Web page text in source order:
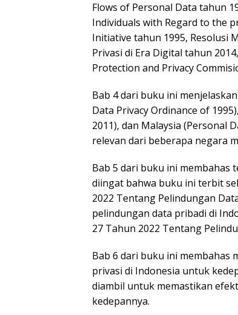
Flows of Personal Data tahun
Individuals with Regard to the
Initiative tahun 1995, Resolusi
Privasi di Era Digital tahun
Protection and Privacy
Bab 4 dari buku ini
Data Privacy Ordinance of
2011), dan Malaysia (Personal
relevan dari beberapa negara
Bab 5 dari buku ini membahas
diingat bahwa buku ini terbit
2022 Tentang Pelindungan
pelindungan data pribadi di
27 Tahun 2022 Tentang
Bab 6 dari buku ini membahas
privasi di Indonesia untuk
diambil untuk memastikan
kedepannya.